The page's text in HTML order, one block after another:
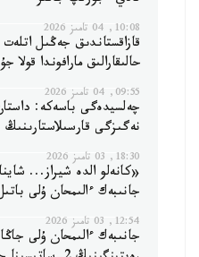
10:08, 04 تامىز 2026
قازاقستاندىق جەڭىل
حالىقارالىق مارافوندا قولا
09:55, 04 تامىز 2026
چەلسيدەگى باسەكە:
نەگىزگى
18:30, 03 تامىز 2026
«كانەلو الدە شيراز...
جانىبەك ءالىمحان ۇلى
12:54, 03 تامىز 2026